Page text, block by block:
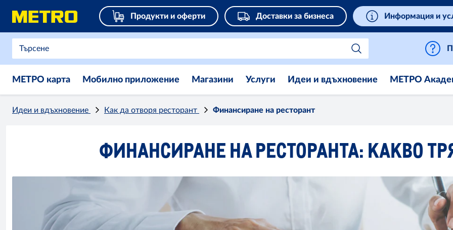
Продукти и оферти Доставки за бизнеса Информация и
МЕТРО карта Мобилно приложение Магазини Услуги Идеи и вдъхновение МЕТРО
Идеи и вдъхновение Как да отворя ресторант Финансиране на ресторант
ФИНАНСИРАНЕ НА РЕСТОРАНТА: КАКВО